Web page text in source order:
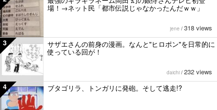
場！→ネット民「都市伝説じゃなかったんだｗｗ」
jene / 318 views
3
サザエさんの前身の漫画。なんと"ヒロポン"を日常的に
使っている回が！
daichi / 232 views
4 ブタゴリラ、トンガリに発砲。そして逃走!?